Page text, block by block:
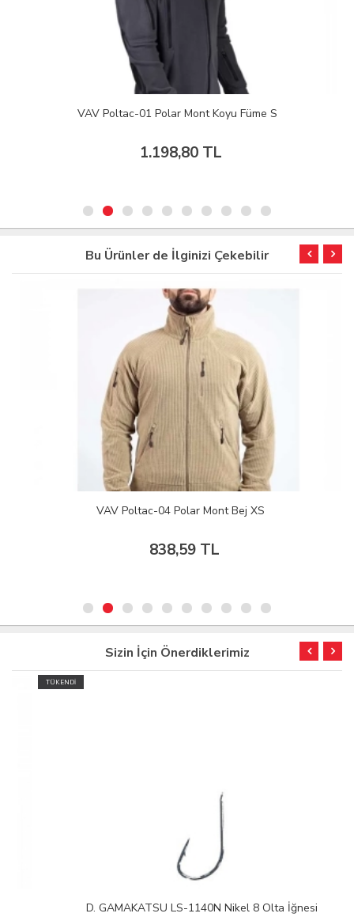
VAV Poltac-01 Polar Mont Koyu Füme S
1.198,80 TL
Bu Ürünler de İlginizi Çekebilir
VAV Poltac-04 Polar Mont Bej XS
838,59 TL
Sizin İçin Önerdiklerimiz
TÜKENDİ
D. GAMAKATSU LS-1140N Nikel 8 Olta İğnesi